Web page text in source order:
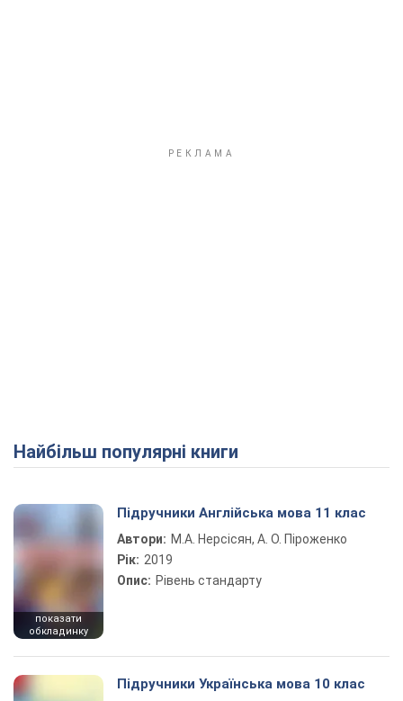
Найбільш популярні книги
показати
обкладинку
Підручники Англійська мова 11 клас
Автори: М.А. Нерсісян, А. О. Піроженко
Рік: 2019
Опис: Рівень стандарту
Підручники Українська мова 10 клас